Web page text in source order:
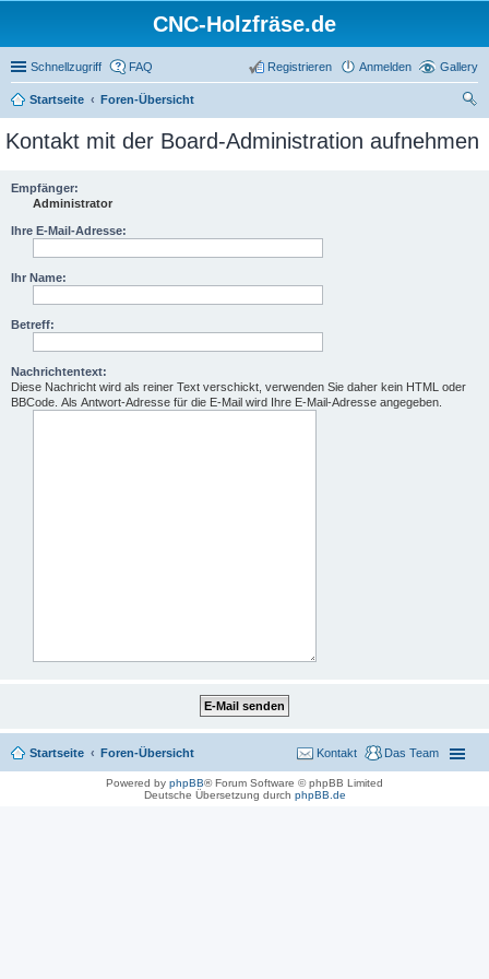
CNC-Holzfräse.de
Schnellzugriff Gallery
FAQ Anmelden
Registrieren
Startseite
Foren-Übersicht
he
Kontakt mit der Board-Administration aufnehmen
Empfänger:
Administrator
Ihre E-Mail-Adresse:
Ihr Name:
Betreff:
Nachrichtentext:
Diese Nachricht wird als reiner Text verschickt, verwenden Sie daher kein HTML oder
BBCode. Als Antwort-Adresse für die E-Mail wird Ihre E-Mail-Adresse angegeben.
Startseite Foren-Übersicht Das Team
Kontakt
Powered by phpBB® Forum Software © phpBB Limited
Deutsche Übersetzung durch phpBB.de